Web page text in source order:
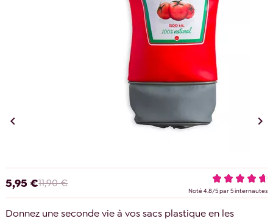
 
5,95 €11,90 €
Noté4.8/5par5internautes
Donnez une seconde vie à vos sacs plastique en les